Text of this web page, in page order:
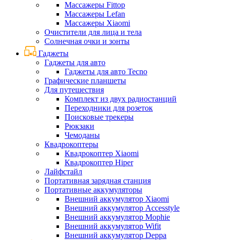
Массажеры Fittop
Массажеры Lefan
Массажеры Xiaomi
Очистители для лица и тела
Солнечная очки и зонты
Гаджеты
Гаджеты для авто
Гаджеты для авто Tecno
Графические планшеты
Для путешествия
Комплект из двух радиостанций
Переходники для розеток
Поисковые трекеры
Рюкзаки
Чемоданы
Квадрокоптеры
Квадрокоптер Xiaomi
Квадрокоптер Hiper
Лайфстайл
Портативная зарядная станция
Портативные аккумуляторы
Внешний аккумулятор Xiaomi
Внешний аккумулятор Accesstyle
Внешний аккумулятор Mophie
Внешний аккумулятор Wifit
Внешний аккумулятор Deppa